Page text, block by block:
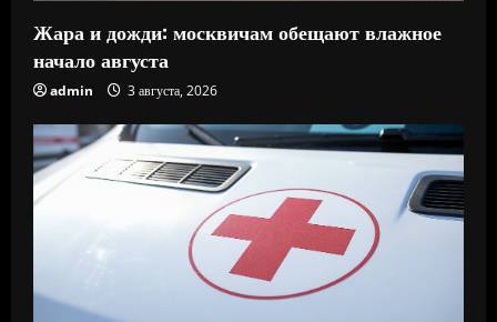
Жара и дожди: москвичам обещают влажное
начало августа
admin 3 августа, 2026